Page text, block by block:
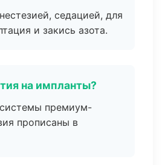
седацией, для
и закись азота.
на импланты?
премиум-
прописаны в